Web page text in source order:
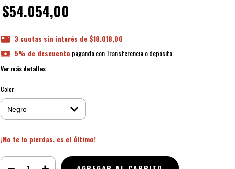
$54.054,00
3 cuotas sin interés de $18.018,00
5% de descuento pagando con Transferencia o depósito
Ver más detalles
Color
¡No te lo pierdas, es el último!